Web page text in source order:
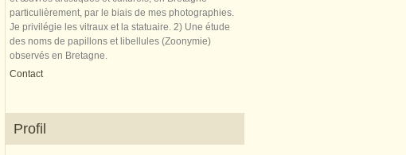
particulièrement, par le biais de mes photographies.
Je privilégie les vitraux et la statuaire. 2) Une étude
des noms de papillons et libellules (Zoonymie)
observés en Bretagne.
Contact
Profil